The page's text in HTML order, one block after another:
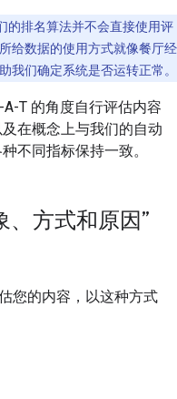
的排名算法并不会直接使用评
给数据的使用方式就像餐厅经
我们确定系统是否运转正常。
T 的角度自行评估内容
在概念上与我们的自动
不同指标保持一致。
、方式和原因”
您的内容，以这种方式